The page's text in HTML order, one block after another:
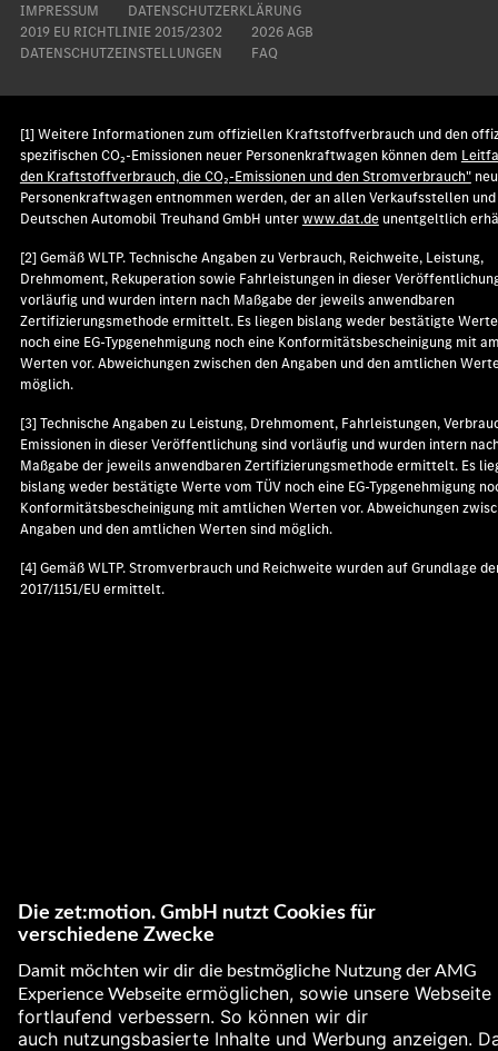
IMPRESSUM
DATENSCHUTZERKLÄRUNG
2019 EU RICHTLINIE 2015/2302
2026 AGB
DATENSCHUTZEINSTELLUNGEN
FAQ
[1] Weitere Informationen zum offiziellen Kraftstoffverbrauch und den
spezifischen CO₂-Emissionen neuer Personenkraftwagen können dem
den Kraftstoffverbrauch, die CO₂-Emissionen und den Stromverbrauch"
Personenkraftwagen entnommen werden, der an allen Verkaufsstellen
Deutschen Automobil Treuhand GmbH unterwww.dat.deunentgeltlich
[2] Gemäß WLTP. Technische Angaben zu Verbrauch, Reichweite, Leistung,
Drehmoment, Rekuperation sowie Fahrleistungen in dieser
vorläufig und wurden intern nach Maßgabe der jeweils anwendbaren
Zertifizierungsmethode ermittelt. Es liegen bislang weder bestätigte Werte
noch eine EG-Typgenehmigung noch eine Konformitätsbescheinigung mit
Werten vor. Abweichungen zwischen den Angaben und den amtlichen
möglich.
[3] Technische Angaben zu Leistung, Drehmoment, Fahrleistungen,
Emissionen in dieser Veröffentlichung sind vorläufig und wurden intern
Maßgabe der jeweils anwendbaren Zertifizierungsmethode ermittelt. Es
bislang weder bestätigte Werte vom TÜV noch eine EG-Typgenehmigung
Konformitätsbescheinigung mit amtlichen Werten vor. Abweichungen
Angaben und den amtlichen Werten sind möglich.
[4] Gemäß WLTP. Stromverbrauch und Reichweite wurden auf Grundlage
2017/1151/EU ermittelt.